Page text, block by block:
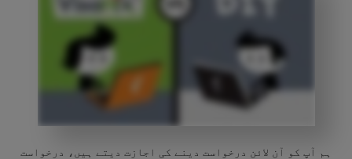
ہم آپ کو آن لائن درخواست دینے کی اجازت دیتے ہیں، درخواست